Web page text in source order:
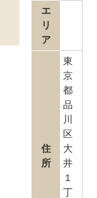
エ
リ
ア
住
所
東
京
都
品
川
区
大
井
１
丁